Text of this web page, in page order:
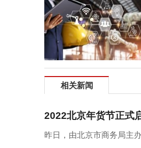
相关新闻
2022北京年货节正式
昨日，由北京市商务局主